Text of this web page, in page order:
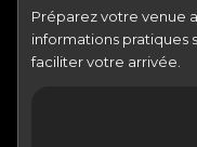
Préparez votre venue
informations pratiques
faciliter votre arrivée.